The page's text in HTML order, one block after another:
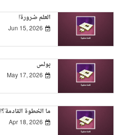
العلم ضرورة!
Jun 15, 2026
بولس
May 17, 2026
ما الخطوة القادمة؟!
Apr 18, 2026